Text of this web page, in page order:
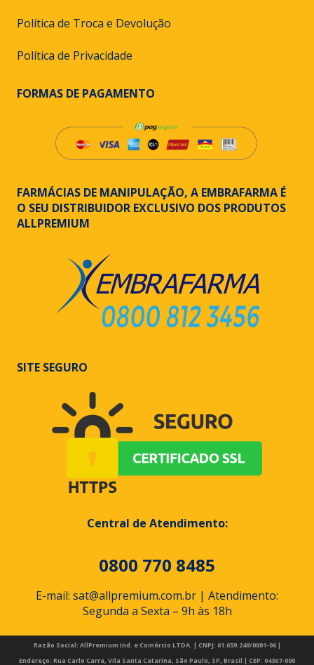
Política de Troca e Devolução
Política de Privacidade
FORMAS DE PAGAMENTO
FARMÁCIAS DE MANIPULAÇÃO, A EMBRAFARMA É
O SEU DISTRIBUIDOR EXCLUSIVO DOS PRODUTOS
ALLPREMIUM
SITE SEGURO
Central de Atendimento:
0800 770 8485
E-mail: sat@allpremium.com.br | Atendimento:
Segunda a Sexta – 9h às 18h
Razão Social: AllPremium Ind. e Comércio LTDA. | CNPJ: 61.659.249/0001-06 |
Endereço: Rua Carlo Carra, Vila Santa Catarina, São Paulo, SP, Brasil | CEP: 04367-000